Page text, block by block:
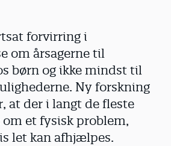
forvirring i
om årsagerne til
børn og ikke mindst til
Ny forskning
at der i langt de fleste
et fysisk problem,
let kan afhjælpes.